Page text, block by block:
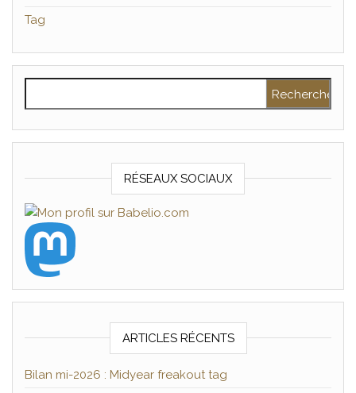
Tag
RÉSEAUX SOCIAUX
ARTICLES RÉCENTS
Bilan mi-2026 : Midyear freakout tag